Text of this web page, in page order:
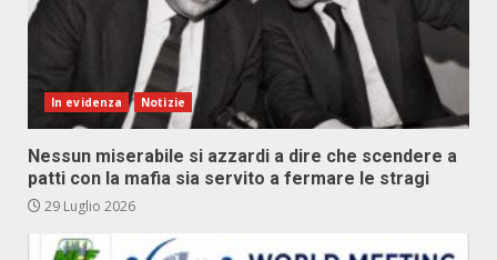
In evidenza Notizie
Nessun miserabile si azzardi a dire che scendere a
patti con la mafia sia servito a fermare le stragi
29 Luglio 2026